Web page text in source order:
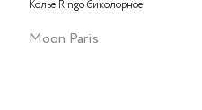
Колье Ringo биколорное
Moon Paris